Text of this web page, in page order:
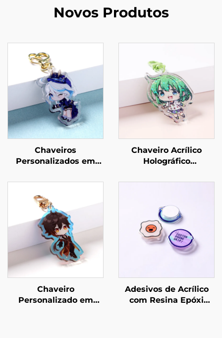
Novos Produtos
Chaveiros
Personalizados em
Chaveiro Acrílico
Holográfico
Chaveiro
Personalizado em
Adesivos de Acrílico
com Resina Epóxi